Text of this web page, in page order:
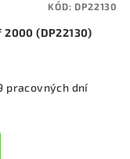
(DP22130)
pracovných dní
KÓD:DP22130